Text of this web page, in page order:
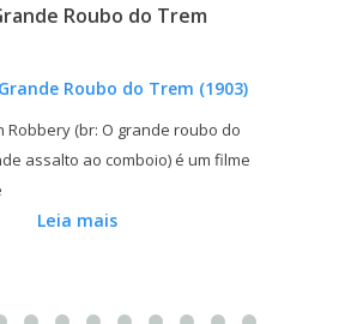
Roubo do Trem
Robbery (br: O grande roubo do
assalto ao comboio) é um filme
Leia mais